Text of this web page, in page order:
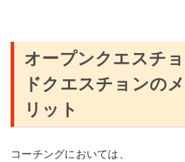
オープンクエスチ
ドクエスチョンの
リット
コーチングにおいては、